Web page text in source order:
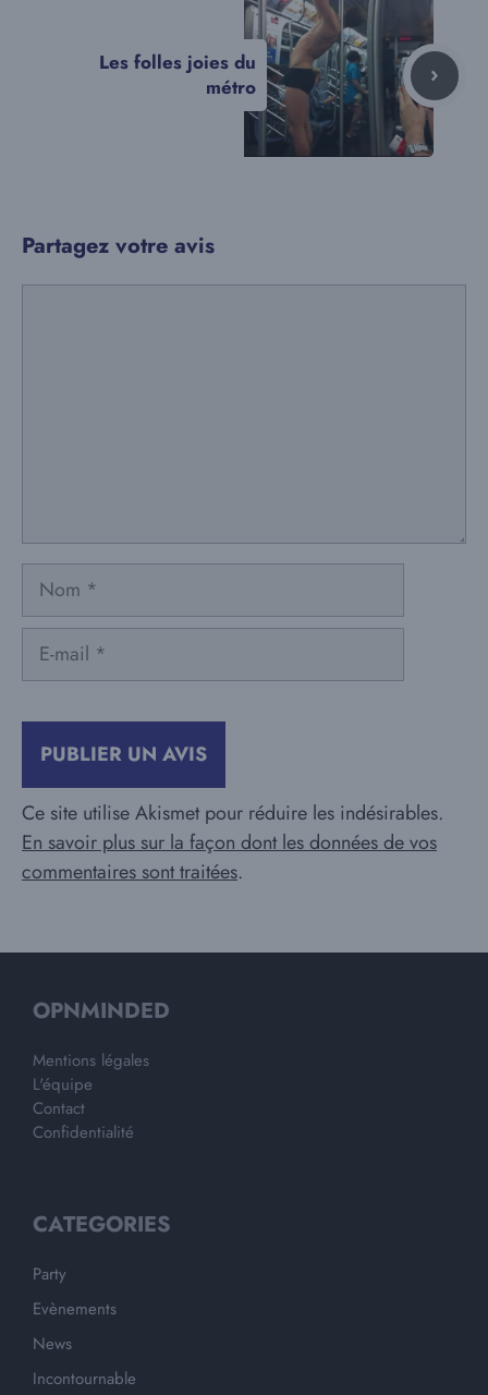
Les folles joies du
métro
Partagez votre avis
Nom
Ce site utilise Akismet pour réduire les indésirables.
En savoir plus sur la façon dont les données de vos
commentaires sont traitées.
OPNMINDED
Mentions légales
L'équipe
Contact
Confidentialité
CATEGORIES
Party
Evènements
News
Incontournable